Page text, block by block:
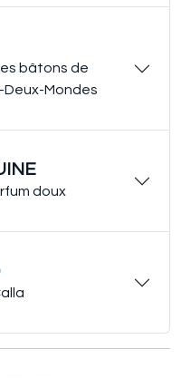
bâtons de
Deux-Mondes
doux